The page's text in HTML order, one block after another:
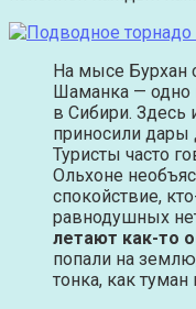
На мысе Бурхан
Шаманка — одно
в Сибири. Здесь
приносили дары
Туристы часто
Ольхоне
спокойствие,
равнодушных
летают как-то
попали на
тонка, как туман